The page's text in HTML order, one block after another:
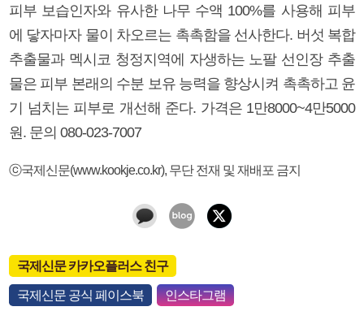
피부 보습인자와 유사한 나무 수액 100%를 사용해 피부
에 닿자마자 물이 차오르는 촉촉함을 선사한다. 버섯 복합
추출물과 멕시코 청정지역에 자생하는 노팔 선인장 추출
물은 피부 본래의 수분 보유 능력을 향상시켜 촉촉하고 윤
기 넘치는 피부로 개선해 준다. 가격은 1만8000~4만5000
원. 문의 080-023-7007
ⓒ국제신문(www.kookje.co.kr), 무단 전재 및 재배포 금지
국제신문 카카오플러스 친구
국제신문 공식 페이스북 인스타그램